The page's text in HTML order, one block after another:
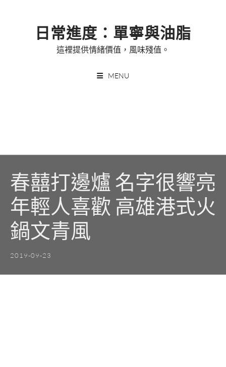
日常進度：單寧與油脂
這裡提供情緒價值，風味殘值。
MENU
春囍打邊爐 名字很響亮
年輕人喜歡 高雄港式火
鍋文青風
2019-09-23